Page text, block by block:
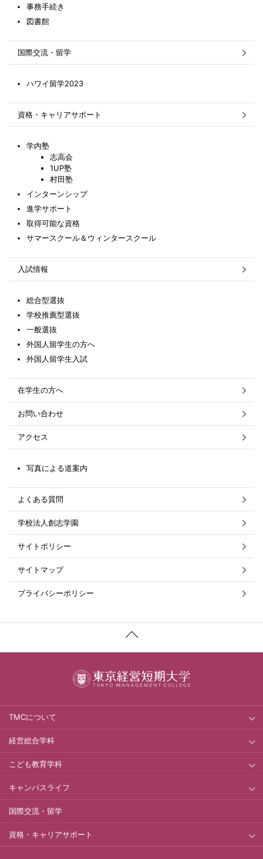
事務手続き
図書館
国際交流・留学
ハワイ留学2023
資格・キャリアサポート
学内塾
志高会
1UP塾
村田塾
インターンシップ
進学サポート
取得可能な資格
サマースクール＆ウィンタースクール
入試情報
総合型選抜
学校推薦型選抜
一般選抜
外国人留学生の方へ
外国人留学生入試
在学生の方へ
お問い合わせ
アクセス
写真による道案内
よくある質問
学校法人創志学園
サイトポリシー
サイトマップ
プライバシーポリシー
TMCについて
経営総合学科
こども教育学科
キャンパスライフ
国際交流・留学
資格・キャリアサポート